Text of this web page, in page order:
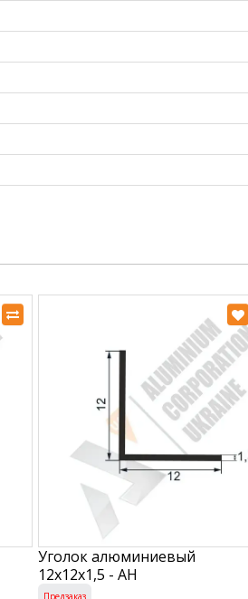
Уголок алюминиевый
12х12х1,5 - АН
Предзаказ